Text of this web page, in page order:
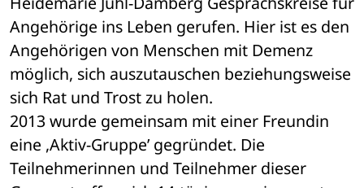
Angehörige ins Leben gerufen. Hier ist es den
Angehörigen von Menschen mit Demenz
möglich, sich auszutauschen beziehungsweise
sich Rat und Trost zu holen.
2013 wurde gemeinsam mit einer Freundin
eine ,Aktiv-Gruppe’ gegründet. Die
Teilnehmerinnen und Teilnehmer dieser